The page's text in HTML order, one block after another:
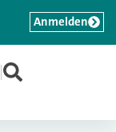
|
Anmelden